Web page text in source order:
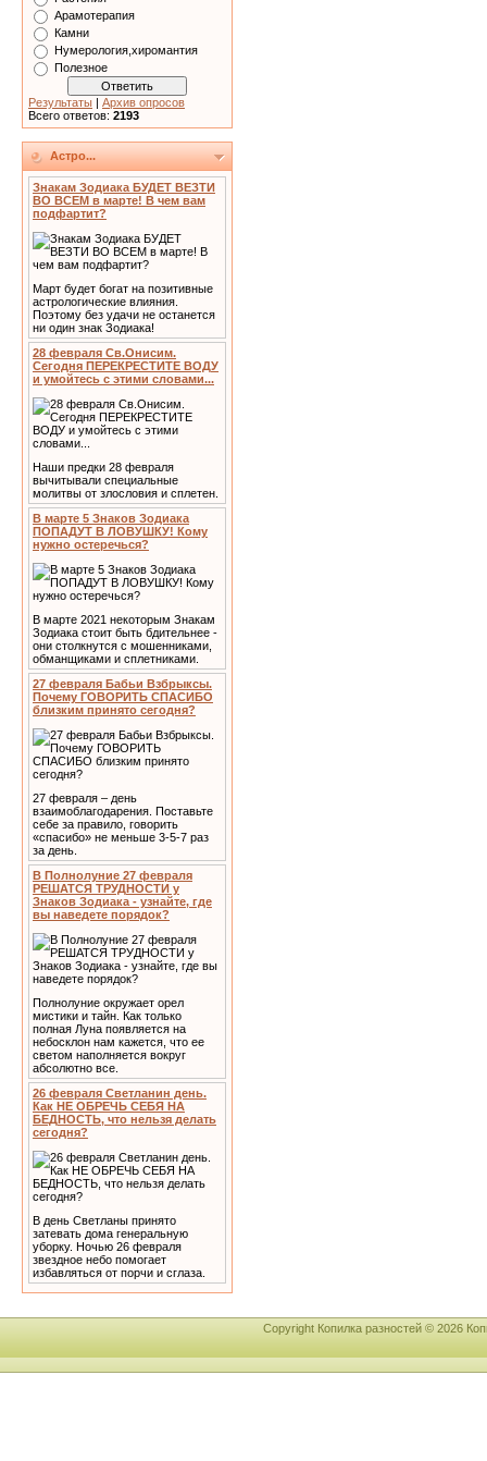
Арамотерапия
Камни
Нумерология,хиромантия
Полезное
Результаты | Архив опросов
Всего ответов: 2193
Астро...
Знакам Зодиака БУДЕТ ВЕЗТИ
ВО ВСЕМ в марте! В чем вам
подфартит?
Март будет богат на позитивные
астрологические влияния.
Поэтому без удачи не останется
ни один знак Зодиака!
28 февраля Св.Онисим.
Сегодня ПЕРЕКРЕСТИТЕ ВОДУ
и умойтесь с этими словами...
Наши предки 28 февраля
вычитывали специальные
молитвы от злословия и сплетен.
В марте 5 Знаков Зодиака
ПОПАДУТ В ЛОВУШКУ! Кому
нужно остеречься?
В марте 2021 некоторым Знакам
Зодиака стоит быть бдительнее -
они столкнутся с мошенниками,
обманщиками и сплетниками.
27 февраля Бабьи Взбрыксы.
Почему ГОВОРИТЬ СПАСИБО
близким принято сегодня?
27 февраля – день
взаимоблагодарения. Поставьте
себе за правило, говорить
«спасибо» не меньше 3-5-7 раз
за день.
В Полнолуние 27 февраля
РЕШАТСЯ ТРУДНОСТИ у
Знаков Зодиака - узнайте, где
вы наведете порядок?
Полнолуние окружает орел
мистики и тайн. Как только
полная Луна появляется на
небосклон нам кажется, что ее
светом наполняется вокруг
абсолютно все.
26 февраля Светланин день.
Как НЕ ОБРЕЧЬ СЕБЯ НА
БЕДНОСТЬ, что нельзя делать
сегодня?
В день Светланы принято
затевать дома генеральную
уборку. Ночью 26 февраля
звездное небо помогает
избавляться от порчи и сглаза.
Copyright Копилка разностей © 2026